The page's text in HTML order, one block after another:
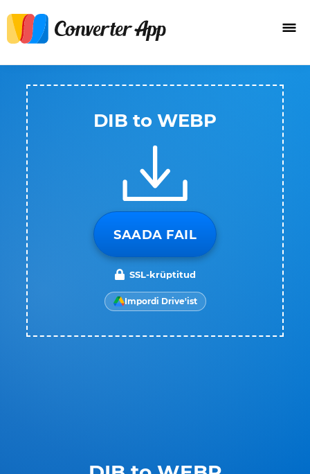
DIB to WEBP
SAADA FAIL
SSL-krüptitud
Impordi Drive'ist